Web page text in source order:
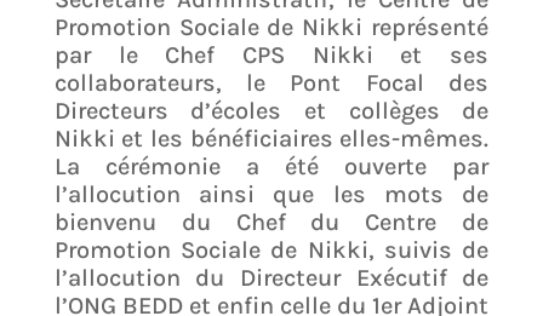
Promotion Sociale de Nikki représenté
par le Chef CPS Nikki et ses
collaborateurs, le Pont Focal des
Directeurs d’écoles et collèges de
Nikki et les bénéficiaires elles-mêmes.
La cérémonie a été ouverte par
l’allocution ainsi que les mots de
bienvenu du Chef du Centre de
Promotion Sociale de Nikki, suivis de
l’allocution du Directeur Exécutif de
l’ONG BEDD et enfin celle du 1er Adjoint